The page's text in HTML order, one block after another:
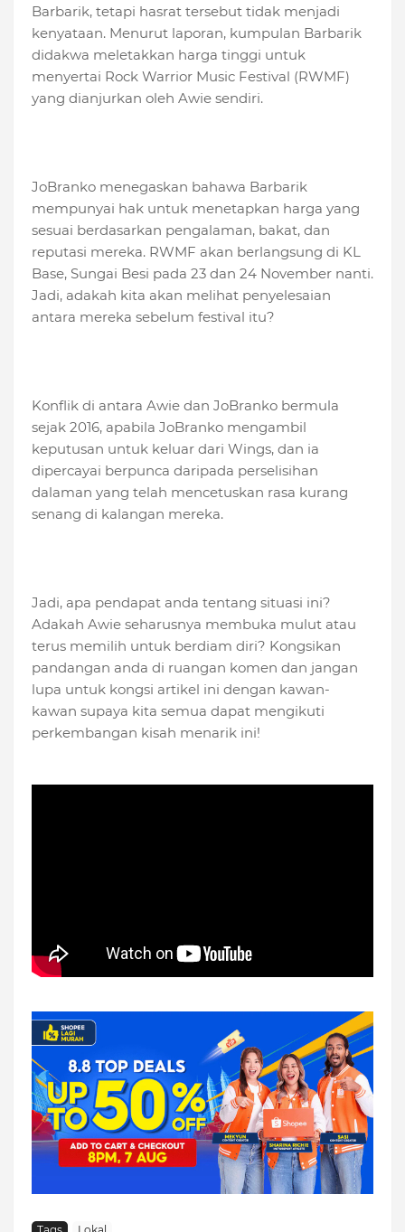
Barbarik, tetapi hasrat tersebut tidak menjadi
kenyataan. Menurut laporan, kumpulan Barbarik
didakwa meletakkan harga tinggi untuk
menyertai Rock Warrior Music Festival (RWMF)
yang dianjurkan oleh Awie sendiri.
JoBranko menegaskan bahawa Barbarik
mempunyai hak untuk menetapkan harga yang
sesuai berdasarkan pengalaman, bakat, dan
reputasi mereka. RWMF akan berlangsung di KL
Base, Sungai Besi pada 23 dan 24 November nanti.
Jadi, adakah kita akan melihat penyelesaian
antara mereka sebelum festival itu?
Konflik di antara Awie dan JoBranko bermula
sejak 2016, apabila JoBranko mengambil
keputusan untuk keluar dari Wings, dan ia
dipercayai berpunca daripada perselisihan
dalaman yang telah mencetuskan rasa kurang
senang di kalangan mereka.
Jadi, apa pendapat anda tentang situasi ini?
Adakah Awie seharusnya membuka mulut atau
terus memilih untuk berdiam diri? Kongsikan
pandangan anda di ruangan komen dan jangan
lupa untuk kongsi artikel ini dengan kawan-
kawan supaya kita semua dapat mengikuti
perkembangan kisah menarik ini!